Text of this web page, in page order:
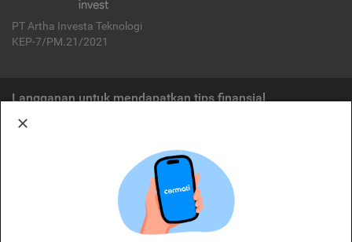
PT Artha Investa Teknologi
KEP-7/PM.21/2021
Langganan untuk mendapatkan tips finansial
Cermati merupakan penyelenggara agregasi jasa keuangan yang terdaftar di
OJK. Oleh karena itu, produk dan/atau layanan jasa keuangan yang
ditawarkan bukan merupakan produk dan/atau layanan jasa keuangan yang
diterbitkan oleh Cermati dan Cermati tidak bertanggung jawab atas tuntutan